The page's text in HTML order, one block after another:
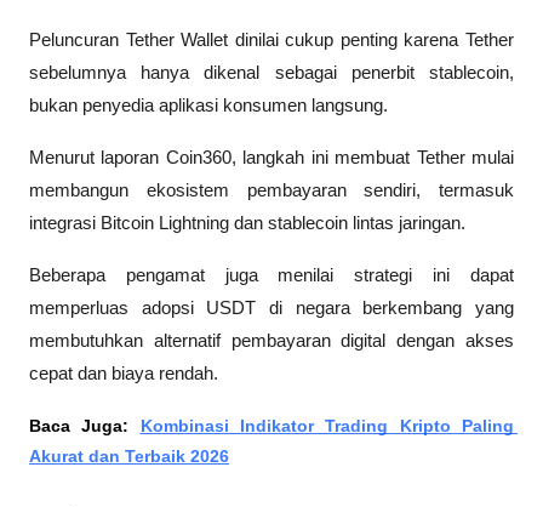
Peluncuran Tether Wallet dinilai cukup penting karena Tether
sebelumnya hanya dikenal sebagai penerbit stablecoin,
bukan penyedia aplikasi konsumen langsung.
Menurut laporan Coin360, langkah ini membuat Tether mulai
membangun ekosistem pembayaran sendiri, termasuk
integrasi Bitcoin Lightning dan stablecoin lintas jaringan.
Beberapa pengamat juga menilai strategi ini dapat
memperluas adopsi USDT di negara berkembang yang
membutuhkan alternatif pembayaran digital dengan akses
cepat dan biaya rendah.
Baca Juga: Kombinasi Indikator Trading Kripto Paling
Akurat dan Terbaik 2026